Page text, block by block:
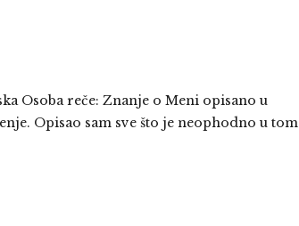
Osoba reče: Znanje o Meni opisano u
Opisao sam sve što je neophodno u tom